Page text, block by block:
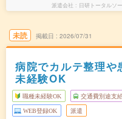
派遣会社 日研トータルソ
未読 掲載日 2026/07/31
病院でカルテ整理や
未経験OK
職種未経験OK 交通費別途支
WEB登録OK 派遣